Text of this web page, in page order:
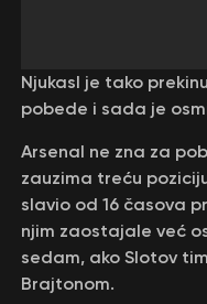
Njukasl je tako
pobede i sada je
Arsenal ne zna za
zauzima treću
slavio od 16 časova
njim zaostajale već
sedam, ako Slotov
Brajtonom.